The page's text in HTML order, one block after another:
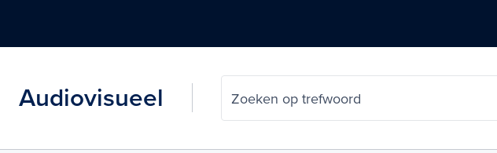
Audiovisueel Zoeken op trefwoord